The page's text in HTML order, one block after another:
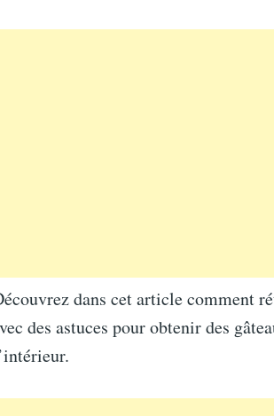
dans cet article comment
des astuces pour obtenir des